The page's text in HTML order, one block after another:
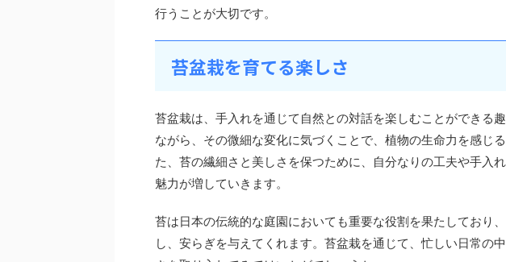
行うことが大切です。
苔盆栽を育てる楽しさ
苔盆栽は、手入れを通じて自然との対話を楽しむことができる
ながら、その微細な変化に気づくことで、植物の生命力を感じ
た、苔の繊細さと美しさを保つために、自分なりの工夫や手入
魅力が増していきます。
苔は日本の伝統的な庭園においても重要な役割を果たしており
し、安らぎを与えてくれます。苔盆栽を通じて、忙しい日常の